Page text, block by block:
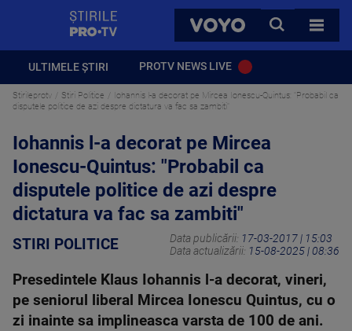
VOYO
CAUTA
TOATE
ULTIMELE ȘTIRI PROTV NEWS LIVE
Stirileprotv Stiri Politice
Iohannis l-a decorat pe Mircea Ionescu-Quintus: "Probabil ca
disputele politice de azi despre dictatura va fac sa zambiti"
Iohannis l-a decorat pe Mircea
Ionescu-Quintus: "Probabil ca
disputele politice de azi despre
dictatura va fac sa zambiti"
STIRI POLITICE Data publicării: 17-03-2017 | 15:03
Data actualizării: 15-08-2025 | 08:36
Presedintele Klaus Iohannis l-a decorat, vineri,
pe seniorul liberal Mircea Ionescu Quintus, cu o
zi inainte sa implineasca varsta de 100 de ani.